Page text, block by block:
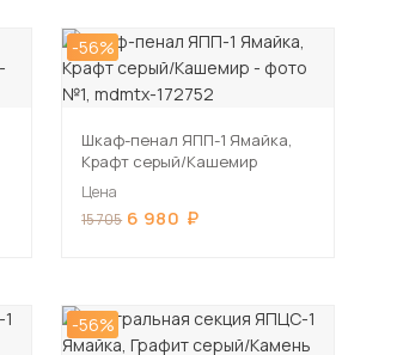
-56%
Шкаф-пенал ЯПП-1 Ямайка,
Крафт серый/Кашемир
Цена
15 705 6 980
-56%